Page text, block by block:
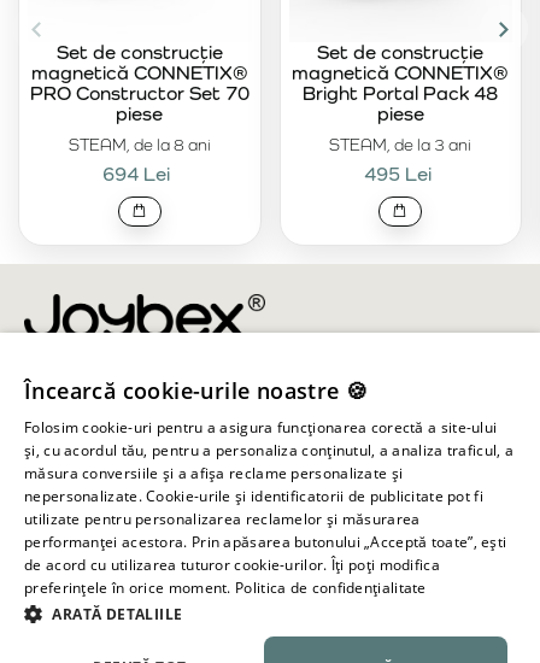
STEAM, de la 8 ani
Set de construcție
magnetică CONNETIX®
PRO Constructor Set 70
piese
694 Lei
STEAM, de la 3 ani
Set de construcție
magnetică CONNETIX®
Bright Portal Pack 48
piese
495 Lei
info@joybex.ro
Linkuri utile
Cont
Informații despre magazin
Toate drepturile rezervate © Joybex.ro
Încearcă cookie-urile noastre 🍪
Folosim cookie-uri pentru a asigura funcționarea corectă a site-ului
și, cu acordul tău, pentru a personaliza conținutul, a analiza traficul, a
măsura conversiile și a afișa reclame personalizate și
nepersonalizate. Cookie-urile și identificatorii de publicitate pot fi
utilizate pentru personalizarea reclamelor și măsurarea
performanței acestora. Prin apăsarea butonului „Acceptă toate”, ești
de acord cu utilizarea tuturor cookie-urilor. Îți poți modifica
preferințele în orice moment. Politica de confidențialitate
ARATĂ DETALIILE